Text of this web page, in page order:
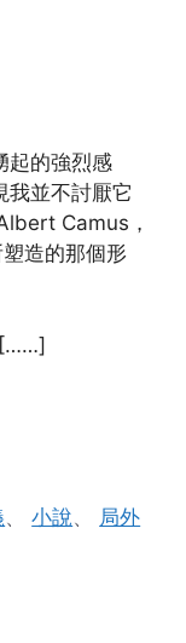
的強烈感
我並不討厭它
Camus，
造的那個形
、小說、 局外